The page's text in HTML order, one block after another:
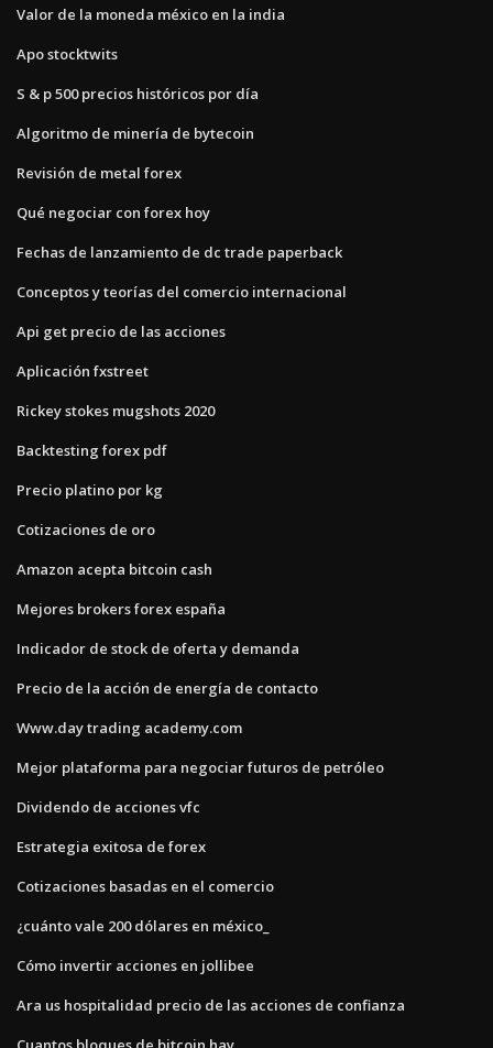
Valor de la moneda méxico en la india
Apo stocktwits
S & p 500 precios históricos por día
Algoritmo de minería de bytecoin
Revisión de metal forex
Qué negociar con forex hoy
Fechas de lanzamiento de dc trade paperback
Conceptos y teorías del comercio internacional
Api get precio de las acciones
Aplicación fxstreet
Rickey stokes mugshots 2020
Backtesting forex pdf
Precio platino por kg
Cotizaciones de oro
Amazon acepta bitcoin cash
Mejores brokers forex españa
Indicador de stock de oferta y demanda
Precio de la acción de energía de contacto
Www.day trading academy.com
Mejor plataforma para negociar futuros de petróleo
Dividendo de acciones vfc
Estrategia exitosa de forex
Cotizaciones basadas en el comercio
¿cuánto vale 200 dólares en méxico_
Cómo invertir acciones en jollibee
Ara us hospitalidad precio de las acciones de confianza